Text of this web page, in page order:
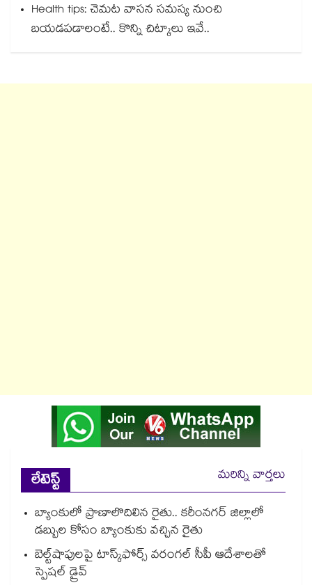
Health tips: చెమట వాసన సమస్య నుంచి
బయడపడాలంటే.. కొన్ని చిట్కాలు ఇవే..
లేటెస్ట్
మరిన్ని వార్తలు
బ్యాంకులో ప్రాణాలొదిలిన రైతు.. కరీంనగర్ జిల్లాలో
డబ్బుల కోసం బ్యాంకుకు వచ్చిన రైతు
బెల్ట్‌‌‌‌‌‌‌‌‌‌‌‌‌‌‌‌‌‌‌‌‌‌‌‌‌‌‌‌‌‌‌‌షాపులపై టాస్క్‌‌‌‌‌‌‌‌‌‌‌‌‌‌‌‌‌‌‌‌‌‌‌‌‌‌‌‌‌‌‌‌ఫోర్స్ వరంగల్‌‌‌‌‌‌‌‌‌‌‌‌‌‌‌‌‌‌‌‌‌‌‌‌‌‌‌‌‌‌‌‌ సీపీ ఆదేశాలతో
స్పెషల్ డ్రైవ్‌‌‌‌‌‌‌‌‌‌‌‌‌‌‌‌‌‌‌‌‌‌‌‌‌‌‌‌‌‌‌‌